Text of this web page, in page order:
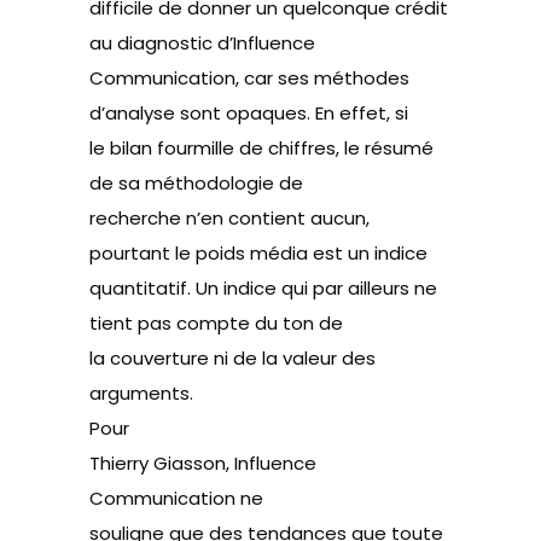
difficile de donner un quelconque crédit
au diagnostic d’Influence
Communication, car ses méthodes
d’analyse sont opaques. En effet, si
le bilan fourmille de chiffres, le résumé
de sa méthodologie de
recherche n’en contient aucun,
pourtant le poids média est un indice
quantitatif. Un indice qui par ailleurs ne
tient pas compte du ton de
la couverture ni de la valeur des
arguments.
Pour
Thierry Giasson, Influence
Communication ne
souligne que des tendances que toute